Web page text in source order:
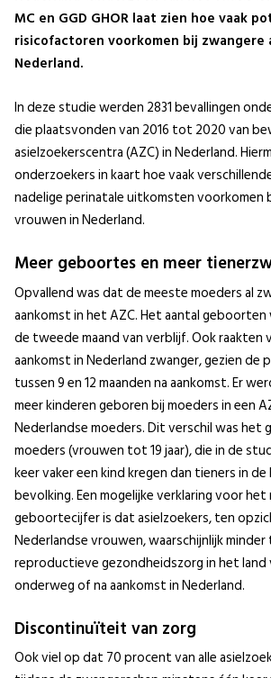
MC en GGD GHOR laat zien hoe vaak
risicofactoren voorkomen bij zwangere
Nederland.
In deze studie werden 2831 bevallingen
die plaatsvonden van 2016 tot 2020 van
asielzoekerscentra (AZC) in Nederland.
onderzoekers in kaart hoe vaak
nadelige perinatale uitkomsten voorkomen
vrouwen in Nederland.
Meer geboortes en meer
Opvallend was dat de meeste moeders al
aankomst in het AZC. Het aantal
de tweede maand van verblijf. Ook raakten
aankomst in Nederland zwanger, gezien de
tussen 9 en 12 maanden na aankomst. Er
meer kinderen geboren bij moeders in een
Nederlandse moeders. Dit verschil was
moeders (vrouwen tot 19 jaar), die in de
keer vaker een kind kregen dan tieners in
bevolking. Een mogelijke verklaring voor
geboortecijfer is dat asielzoekers, ten
Nederlandse vrouwen, waarschijnlijk
reproductieve gezondheidszorg in het land
onderweg of na aankomst in Nederland.
Discontinuïteit van zorg
Ook viel op dat 70 procent van alle